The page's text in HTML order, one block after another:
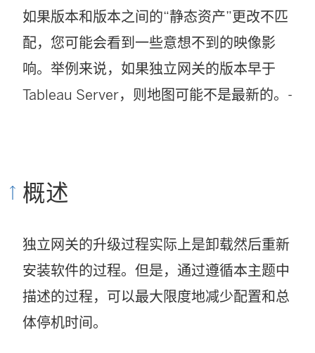
如果版本和版本之间的“静态资产”更改不匹
配，您可能会看到一些意想不到的映像影
响。举例来说，如果独立网关的版本早于
Tableau Server，则地图可能不是最新的。-
概述
独立网关的升级过程实际上是卸载然后重新
安装软件的过程。但是，通过遵循本主题中
描述的过程，可以最大限度地减少配置和总
体停机时间。